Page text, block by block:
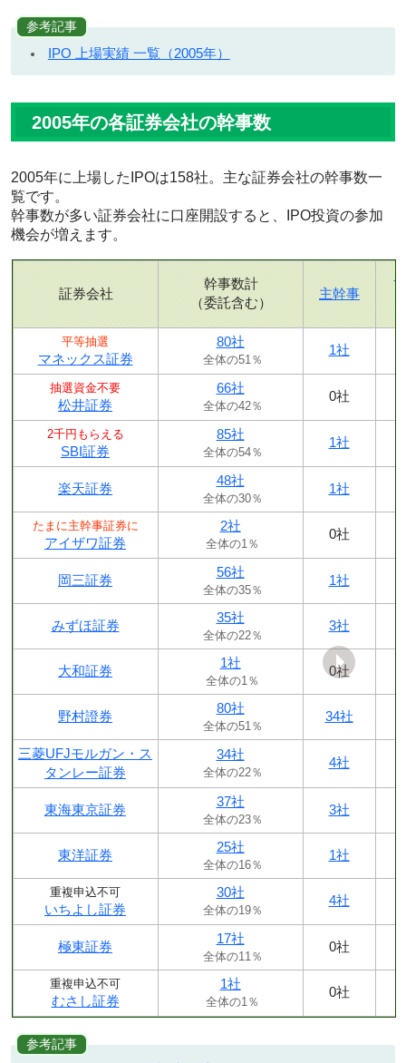
参考記事
IPO 上場実績 一覧（2005年）
2005年の各証券会社の幹事数
2005年に上場したIPOは158社。主な証券会社の幹事数一
覧です。
幹事数が多い証券会社に口座開設すると、IPO投資の参加
機会が増えます。
証券会社
幹事数計
（委託含む）
主幹事
平等抽選
マネックス証券
80社
全体の51％
1社
抽選資金不要
松井証券
66社
全体の42％
0社
2千円もらえる
SBI証券
85社
全体の54％
1社
楽天証券
48社
全体の30％
1社
たまに主幹事証券に
アイザワ証券
2社
全体の1％
0社
岡三証券
56社
全体の35％
1社
みずほ証券
35社
全体の22％
3社
大和証券
1社
全体の1％
0社
野村證券
80社
全体の51％
34社
三菱UFJモルガン・ス
タンレー証券
34社
全体の22％
4社
東海東京証券
37社
全体の23％
3社
東洋証券
25社
全体の16％
1社
重複申込不可
いちよし証券
30社
全体の19％
4社
極東証券
17社
全体の11％
0社
重複申込不可
むさし証券
1社
全体の1％
0社
参考記事